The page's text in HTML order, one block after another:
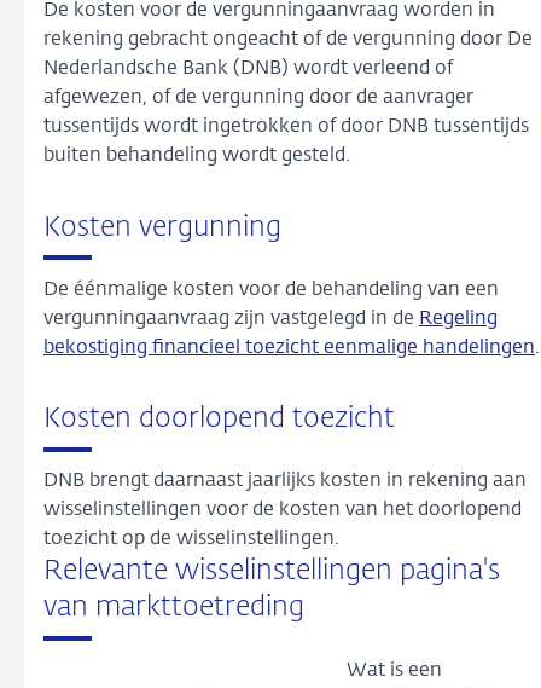
De kosten voor de vergunningaanvraag worden in
rekening gebracht ongeacht of de vergunning door De
Nederlandsche Bank (DNB) wordt verleend of
afgewezen, of de vergunning door de aanvrager
tussentijds wordt ingetrokken of door DNB tussentijds
buiten behandeling wordt gesteld.
Kosten vergunning
De éénmalige kosten voor de behandeling van een
vergunningaanvraag zijn vastgelegd in de Regeling
bekostiging financieel toezicht eenmalige handelingen.
Kosten doorlopend toezicht
DNB brengt daarnaast jaarlijks kosten in rekening aan
wisselinstellingen voor de kosten van het doorlopend
toezicht op de wisselinstellingen.
Relevante wisselinstellingen pagina's
van markttoetreding
Wat is een